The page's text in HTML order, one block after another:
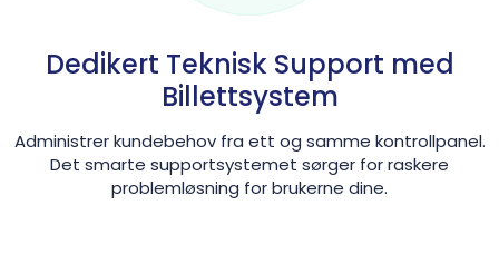
Dedikert Teknisk Support med
Billettsystem
Administrer kundebehov fra ett og samme kontrollpanel.
Det smarte supportsystemet sørger for raskere
problemløsning for brukerne dine.